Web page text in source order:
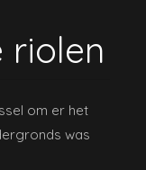
riolen
om er het
was